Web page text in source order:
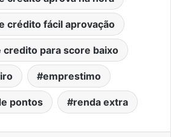
crédito fácil aprovação
credito para score baixo
emprestimo
pontos renda extra